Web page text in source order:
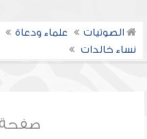
الصوتيات علماء ودعاة
نساء خالدات
صفحة